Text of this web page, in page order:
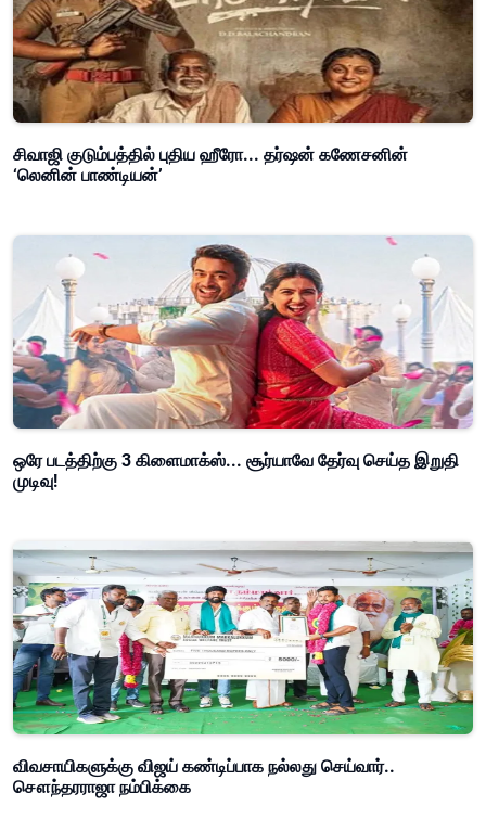
சிவாஜி குடும்பத்தில் புதிய ஹீரோ... தர்ஷன் கணேசனின்
‘லெனின் பாண்டியன்’
ஒரே படத்திற்கு 3 கிளைமாக்ஸ்... சூர்யாவே தேர்வு செய்த இறுதி
முடிவு!
விவசாயிகளுக்கு விஜய் கண்டிப்பாக நல்லது செய்வார்..
சௌந்தரராஜா நம்பிக்கை